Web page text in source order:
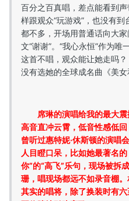
百分之百真唱，差点能看到
样跟观众“玩游戏”，也没有
都不多，开场用普通话向大
文“谢谢”。“我心永恒”作为唯
这首不唱，观众能让她走吗
没有选她的全球成名曲《美女
席琳的演唱给我的最大
高音直冲云霄，低音性感低
曾听过惠特妮·休斯顿的演唱
人目瞪口呆，比如她最著名
你”的“高飞”乐句，现场被拆
珊，唱现场都远不如录音棚
其实的唱将，除了换装时有